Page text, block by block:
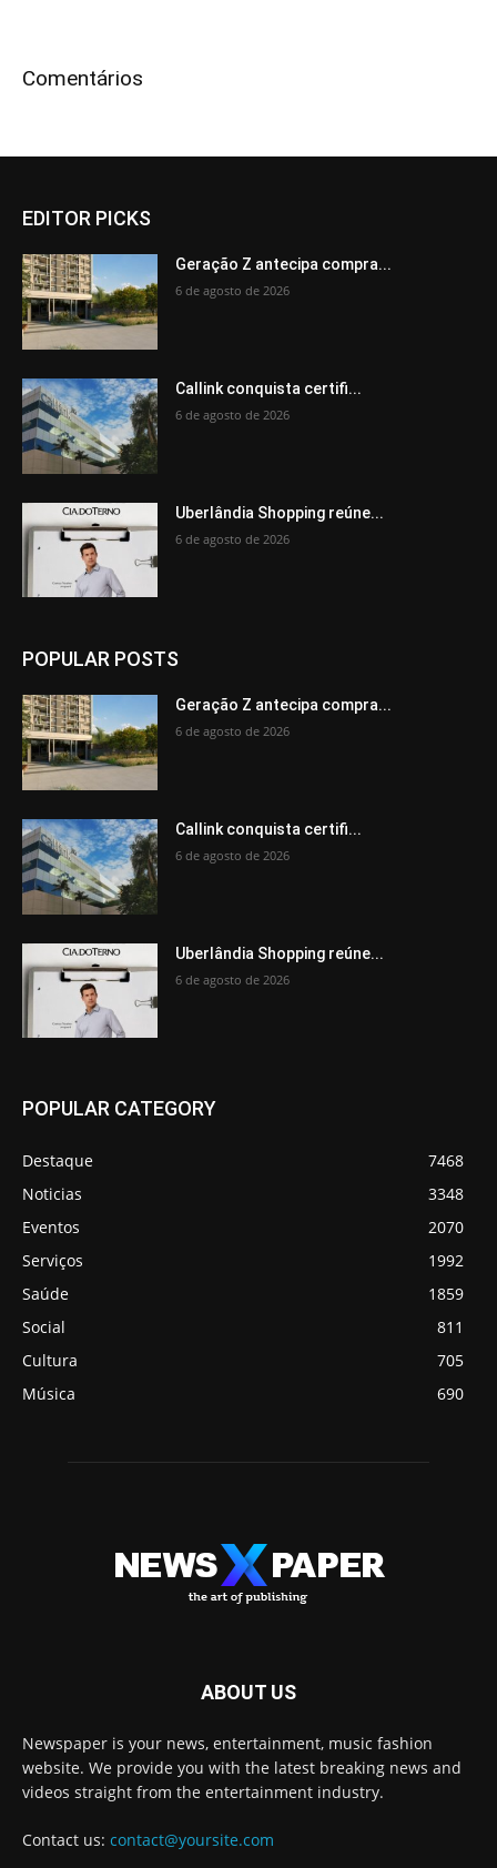
Comentários
EDITOR PICKS
Geração Z antecipa compra...
6 de agosto de 2026
Callink conquista certifi...
6 de agosto de 2026
Uberlândia Shopping reúne...
6 de agosto de 2026
POPULAR POSTS
Geração Z antecipa compra...
6 de agosto de 2026
Callink conquista certifi...
6 de agosto de 2026
Uberlândia Shopping reúne...
6 de agosto de 2026
POPULAR CATEGORY
Destaque
7468
Noticias
3348
Eventos
2070
Serviços
1992
Saúde
1859
Social
811
Cultura
705
Música
690
ABOUT US
Newspaper is your news, entertainment, music fashion
website. We provide you with the latest breaking news and
videos straight from the entertainment industry.
Contact us: contact@yoursite.com